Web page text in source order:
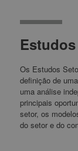
Os Estudos
definição de
uma análise
principais
setor, os
do setor e do